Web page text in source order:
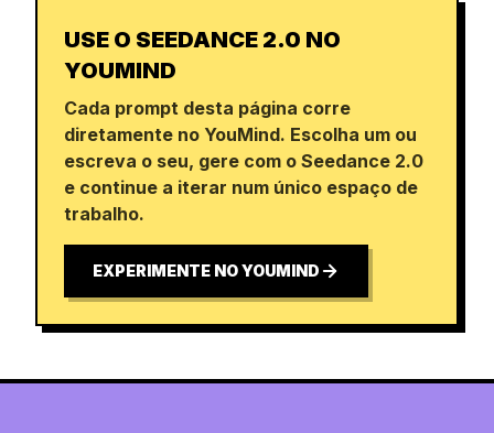
USE O SEEDANCE 2.0 NO
YOUMIND
Cada prompt desta página corre
diretamente no YouMind. Escolha um ou
escreva o seu, gere com o Seedance 2.0
e continue a iterar num único espaço de
trabalho.
EXPERIMENTE NO YOUMIND